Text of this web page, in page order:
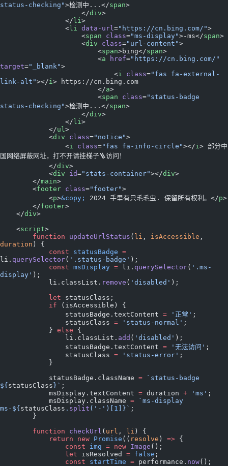
status-checking">检测中...</span>
                    </
div>
                </
li >
                <
li data-url ="https://cn.bing.com/">
                    <
span class="ms-display">-ms</span>
                    <
div class="url-content">
                        <
span>bing</span>
                        <
a href="https://cn.bing.com/"
target="_blank">
                            <
i class="fas fa-external-
link-alt"></i > https://cn.bing.com
                        </
a>
                        <
span class="status-badge
status-checking">检测中...</span>
                    </
div>
                </
li >
            </
ul >
            <
div class="notice">
                <
i class="fas fa-info-circle"></i > 部分中
国网络屏蔽网址，打不开请挂梯子🪜访问！
            </
div>
            <
div id="stats-container"></div>
        </
main>
        <
footer class="footer">
            <
p>&copy; 2024 手里有只毛毛虫. 保留所有权利。</p>
        </
footer>
    </
div>
    <
script>
        function
updateUrlStatus ( li , isAccessible
duration ) {
            const
statusBadge =
li. querySelector( '.status-badge' );
            const
msDisplay = li. querySelector( '.ms-
display' );
            li.classList.
remove ( 'disabled' );
            let
statusClass;
            if
(isAccessible) {
                statusBadge.textContent
= '正常' ;
                statusClass
= 'status-normal' ;
            }
else {
                li.classList.
add ( 'disabled' );
                statusBadge.textContent
= '无法访问' ;
                statusClass
= 'status-error' ;
            }
            statusBadge.className
= `status-badge
${statusClass}` ;
            msDisplay.textContent
= duration + 'ms' ;
            msDisplay.className
= `ms-display
ms-${statusClass . split ( '-' )[ 1 ] }` ;
        }
        function
checkUrl ( url , li ) {
            return
new Promise (( resolve ) => {
                const
img = new Image ();
                let
isResolved = false ;
                const
startTime = performance. now();